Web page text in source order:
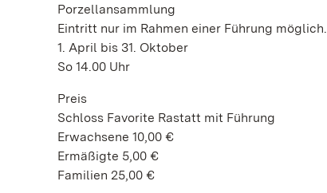
Porzellansammlung
Eintritt nur im Rahmen einer Führung möglich.
1. April bis 31. Oktober
So 14.00 Uhr
Preis
Schloss Favorite Rastatt mit Führung
Erwachsene 10,00 €
Ermäßigte 5,00 €
Familien 25,00 €